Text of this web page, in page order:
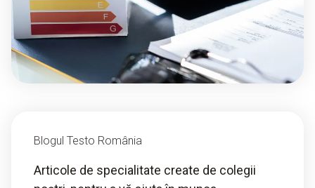
Blogul Testo România
Articole de specialitate create de colegii